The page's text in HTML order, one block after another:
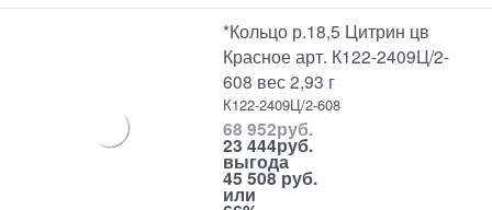
*Кольцо р.18,5 Цитрин цв
Красное арт. К122-2409Ц/2-
608 вес 2,93 г
К122-2409Ц/2-608
68 952руб.
23 444руб.
выгода
45 508 руб.
или